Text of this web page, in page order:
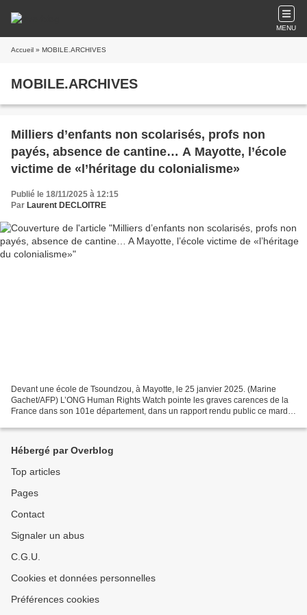
MENU
Accueil » MOBILE.ARCHIVES
MOBILE.ARCHIVES
Milliers d’enfants non scolarisés, profs non
payés, absence de cantine… A Mayotte, l’école
victime de «l’héritage du colonialisme»
Publié le 18/11/2025 à 12:15
Par Laurent DECLOITRE
Devant une école de Tsoundzou, à Mayotte, le 25 janvier 2025. (Marine
Gachet/AFP) L’ONG Human Rights Watch pointe les graves carences de la
France dans son 101e département, dans un rapport rendu public ce mardi
Hébergé par Overblog
Top articles
Pages
Contact
Signaler un abus
C.G.U.
Cookies et données personnelles
Préférences cookies